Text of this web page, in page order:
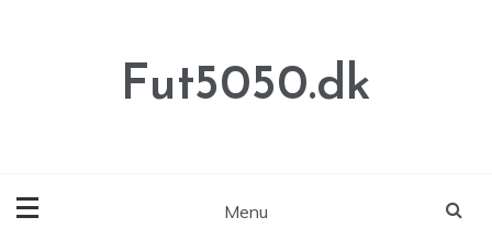
Fut5050.dk
Menu